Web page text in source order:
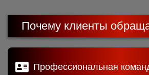
Почему клиенты
Профессиональная